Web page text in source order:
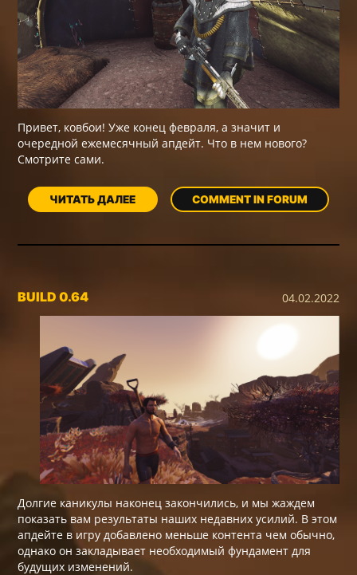
Привет, ковбои! Уже конец февраля, а значит и
очередной ежемесячный апдейт. Что в нем нового?
Смотрите сами.
ЧИТАТЬ ДАЛЕЕ COMMENT IN FORUM
04.02.2022
BUILD 0.64
Долгие каникулы наконец закончились, и мы жаждем
показать вам результаты наших недавних усилий. В этом
апдейте в игру добавлено меньше контента чем обычно,
однако он закладывает необходимый фундамент для
будущих изменений.